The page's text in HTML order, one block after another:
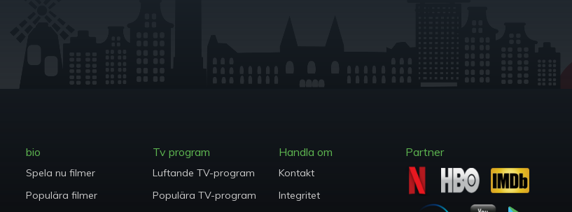
bio
Spela nu filmer
Populära filmer
Tv program
Luftande TV-program
Populära TV-program
Handla om
Kontakt
Integritet
Partner